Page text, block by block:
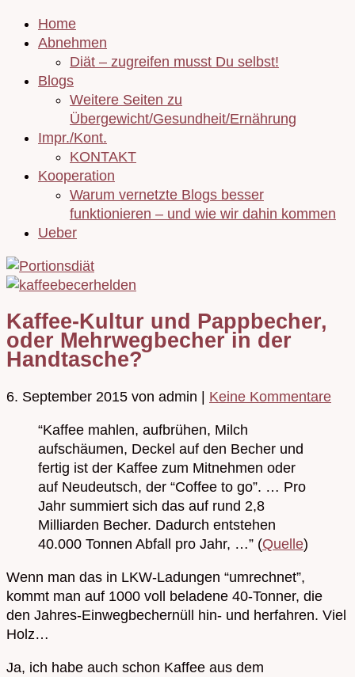
Home
Abnehmen
Diät – zugreifen musst Du selbst!
Blogs
Weitere Seiten zu
Übergewicht/Gesundheit/Ernährung
Impr./Kont.
KONTAKT
Kooperation
Warum vernetzte Blogs besser
funktionieren – und wie wir dahin kommen
Ueber
Kaffee-Kultur und Pappbecher,
oder Mehrwegbecher in der
Handtasche?
6. September 2015 von admin | Keine Kommentare
“Kaffee mahlen, aufbrühen, Milch
aufschäumen, Deckel auf den Becher und
fertig ist der Kaffee zum Mitnehmen oder
auf Neudeutsch, der “Coffee to go”. … Pro
Jahr summiert sich das auf rund 2,8
Milliarden Becher. Dadurch entstehen
40.000 Tonnen Abfall pro Jahr, …” (Quelle)
Wenn man das in LKW-Ladungen “umrechnet”,
kommt man auf 1000 voll beladene 40-Tonner, die
den Jahres-Einwegbechernüll hin- und herfahren. Viel
Holz…
Ja, ich habe auch schon Kaffee aus dem